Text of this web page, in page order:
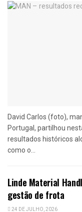
David Carlos (foto),
Portugal, partilhou
resultados históricos
como o...
Linde Material
gestão de frota
24 DE JULHO, 2026